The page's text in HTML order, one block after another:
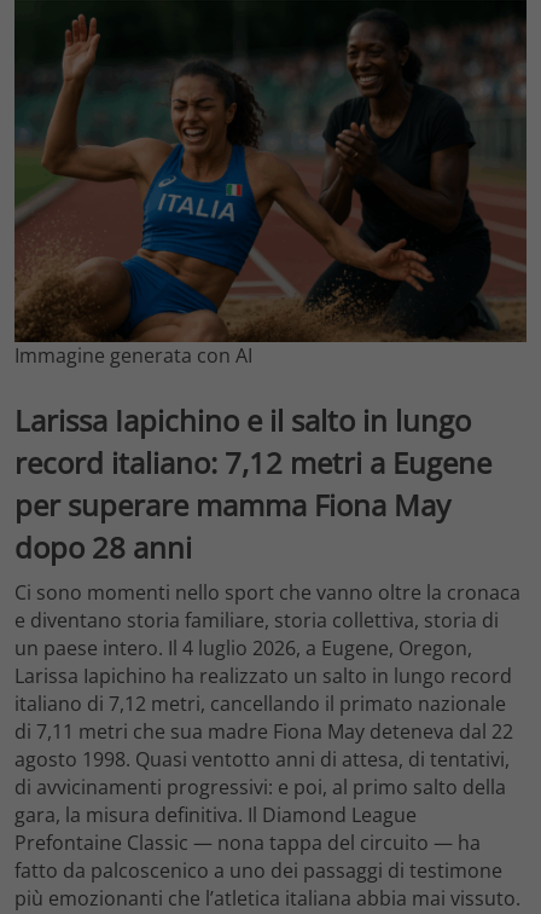
Immagine generata con AI
Larissa Iapichino e il salto in lungo
record italiano: 7,12 metri a Eugene
per superare mamma Fiona May
dopo 28 anni
Ci sono momenti nello sport che vanno oltre la cronaca
e diventano storia familiare, storia collettiva, storia di
un paese intero. Il 4 luglio 2026, a Eugene, Oregon,
Larissa Iapichino ha realizzato un salto in lungo record
italiano di 7,12 metri, cancellando il primato nazionale
di 7,11 metri che sua madre Fiona May deteneva dal 22
agosto 1998. Quasi ventotto anni di attesa, di tentativi,
di avvicinamenti progressivi: e poi, al primo salto della
gara, la misura definitiva. Il Diamond League
Prefontaine Classic — nona tappa del circuito — ha
fatto da palcoscenico a uno dei passaggi di testimone
più emozionanti che l’atletica italiana abbia mai vissuto.